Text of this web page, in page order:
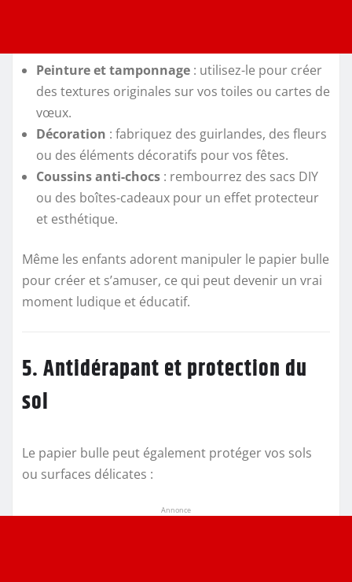
Peinture et tamponnage : utilisez-le pour créer
des textures originales sur vos toiles ou cartes de
vœux.
Décoration : fabriquez des guirlandes, des fleurs
ou des éléments décoratifs pour vos fêtes.
Coussins anti-chocs : rembourrez des sacs DIY
ou des boîtes-cadeaux pour un effet protecteur
et esthétique.
Même les enfants adorent manipuler le papier bulle
pour créer et s’amuser, ce qui peut devenir un vrai
moment ludique et éducatif.
5. Antidérapant et protection du
sol
Le papier bulle peut également protéger vos sols
ou surfaces délicates :
Annonce